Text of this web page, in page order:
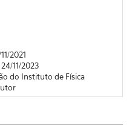
2021
24/11/2023
do Instituto de Física